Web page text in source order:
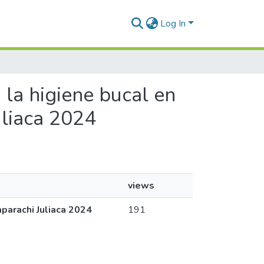
Log In
higiene bucal en
2024
views
Juliaca 2024
191